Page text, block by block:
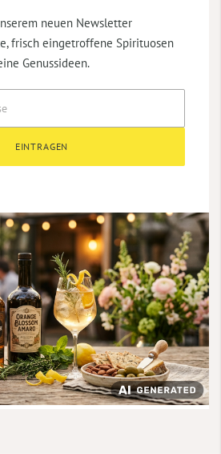
neuen Newsletter
frisch eingetroffene Spirituosen
Genussideen.
EINTRAGEN